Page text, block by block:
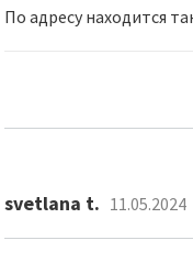
По адресу находится
svetlana t. 11.05.2024